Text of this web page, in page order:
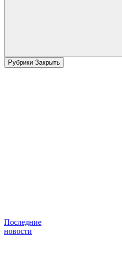
Рубрики Закрыть
Последние
новости